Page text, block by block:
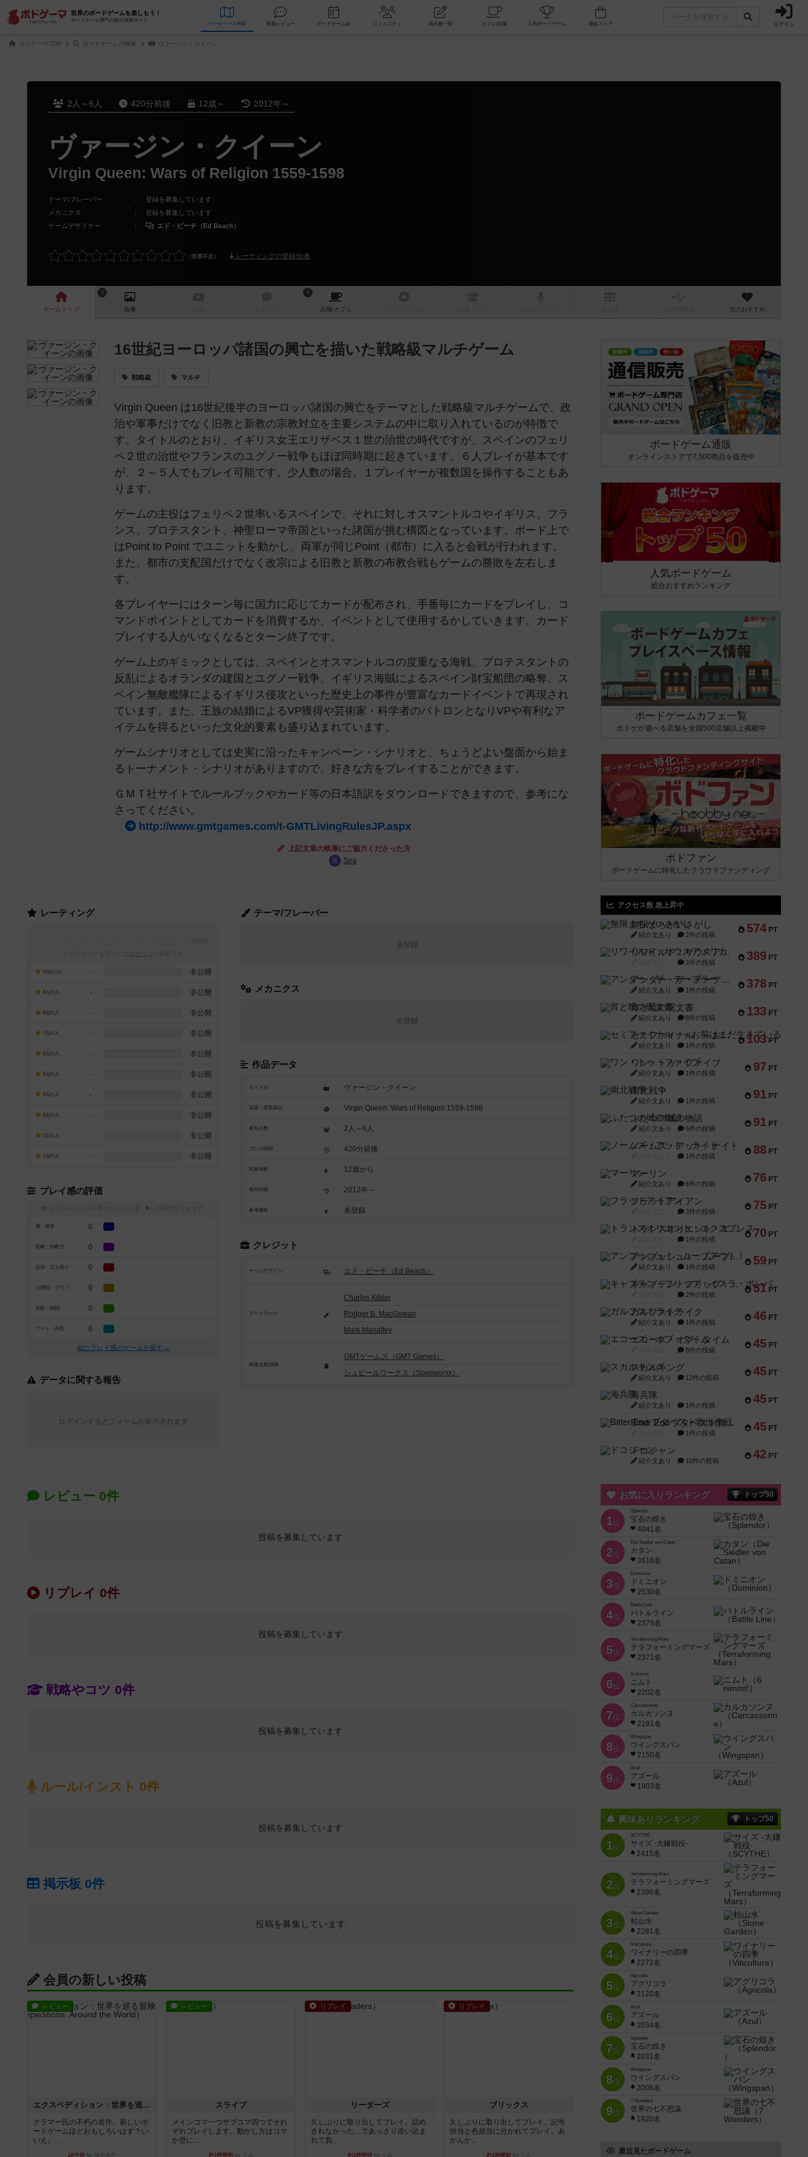
世界のボードゲームを楽しもう！
ボードゲーム専門の総合情報サイト
データベース 検索 新着レビュー ボードゲーム会 コミュニティ 掲示板一覧 カフェ/店舗 人気ボードゲーム ログイン
ボドゲーマTOP ボードゲームの検索 ヴァージン・クイーン
2人～6人 420分前後 12歳～ 2012年～
ヴァージン・クイーン
Virgin Queen: Wars of Religion 1559-1598
テーマ/フレーバー ： 登録を募集しています
メカニクス
： 登録を募集しています
ゲームデザイナー
： エド・ビーチ（Ed Beach）
レーティングの登録/分布
ゲーム トップ
3
画像
2
店舗/カフェ 次のおすすめ
16世紀ヨーロッパ諸国の興亡を描いた戦略級マルチゲーム
戦略級 マルチ
Virgin Queen は16世紀後半のヨーロッパ諸国の興亡をテーマとした戦略級マルチゲームで、政
治や軍事だけでなく旧教と新教の宗教対立を主要システムの中に取り入れているのが特徴で
す。タイトルのとおり、イギリス女王エリザベス１世の治世の時代ですが、スペインのフェリ
ペ２世の治世やフランスのユグノー戦争もほぼ同時期に起きています。６人プレイが基本です
が、２～５人でもプレイ可能です。少人数の場合、１プレイヤーが複数国を操作することもあ
ります。
ゲームの主役はフェリペ２世率いるスペインで、それに対しオスマントルコやイギリス、フラ
ンス、プロテスタント、神聖ローマ帝国といった諸国が挑む構図となっています。ボード上で
はPoint to Point でユニットを動かし、両軍が同じPoint（都市）に入ると会戦が行われます。
また、都市の支配国だけでなく改宗による旧教と新教の布教合戦もゲームの勝敗を左右しま
す。
各プレイヤーにはターン毎に国力に応じてカードが配布され、手番毎にカードをプレイし、コ
マンドポイントとしてカードを消費するか、イベントとして使用するかしていきます。カード
プレイする人がいなくなるとターン終了です。
ゲーム上のギミックとしては、スペインとオスマントルコの度重なる海戦、プロテスタントの
反乱によるオランダの建国とユグノー戦争、イギリス海賊によるスペイン財宝船団の略奪、ス
ペイン無敵艦隊によるイギリス侵攻といった歴史上の事件が豊富なカードイベントで再現され
ています。また、王族の結婚によるVP獲得や芸術家・科学者のパトロンとなりVPや有利なア
イテムを得るといった文化的要素も盛り込まれています。
ゲームシナリオとしては史実に沿ったキャンペーン・シナリオと、ちょうどよい盤面から始ま
るトーナメント・シナリオがありますので、好きな方をプレイすることができます。
ＧＭＴ社サイトでルールブックやカード等の日本語訳をダウンロードできますので、参考にな
さってください。
http://www.gmtgames.com/t-GMTLivingRulesJP.aspx
上記文章の執筆にご協力くださった方
Sira
テーマ/フレーバー
メカニクス
作品データ
タイトル ヴァージン・クイーン
原題・英題表記 Virgin Queen: Wars of Religion 1559-1598
参加人数 2人～6人
プレイ時間 420分前後
対象年齢 12歳から
発売時期 2012年～
参考価格 未登録
クレジット
ゲームデザイン エド・ビーチ（Ed Beach）
アートワーク
Charles Kibler
Rodger B. MacGowan
Mark Mahaffey
関連企業/団体
GMTゲームズ（GMT Games）
シュピールワークス（Spielworxx）
レーティング
10点の人 - 非公開
9点の人 - 非公開
8点の人 - 非公開
7点の人 - 非公開
6点の人 - 非公開
5点の人 - 非公開
4点の人 - 非公開
3点の人 - 非公開
2点の人 - 非公開
1点の人 - 非公開
プレイ感の評価
※
運・確率 0
戦略・判断力 0
交渉・立ち回り 0
心理戦・ブラフ 0
攻防・戦闘 0
アート・外見 0
似たプレイ感のゲームを探す→
データに関する報告
レビュー 0件
投稿を募集しています
リプレイ 0件
投稿を募集しています
戦略やコツ 0件
投稿を募集しています
ルール/インスト 0件
投稿を募集しています
掲示板 0件
投稿を募集しています
会員の新しい投稿
レビュー
エクスペディション：世界を巡る冒険
クラマー氏の不朽の名作。新しいボ
ードゲームほどおもしろいはず？い
いえ。...
26分前 by 田中昌平
レビュー
スライプ
メインコマ一つサブコマ四つでそれ
ぞれプレイします。動かし方はコマ
か壁に...
約1時間前by くみ
リプレイ
リーダーズ
久しぶりに取り出してプレイ。詰め
きれなかった…であっさり追い込ま
れて負...
約1時間前by くみ
リプレイ
ブリックス
久しぶりに取り出してプレイ。記号
担当と色担当に分かれてプレイ。あ
かんか...
約1時間前by くみ
ボードゲーム通販
オンラインストアで7,500商品を販売中
人気ボードゲーム
総合おすすめランキング
ボードゲームカフェ一覧
ボドゲが遊べる店舗を全国500店舗以上掲載中
ボドファン
ボードゲームに特化したクラウドファンディング
アクセス数 急上昇中
574 PT
無限まちがいさがし
紹介文あり 2件の投稿
389 PT
リワイルド：サウスアメリカ
2件の投稿
378 PT
アンダー・ザ・テーブラー
紹介文あり 1件の投稿
133 PT
宵と暁の呪文書
紹介文あり 8件の投稿
103 PT
セミファイナル ～お前はまだ生きている～
紹介文あり 1件の投稿
97 PT
ワン・トゥ・ファイブ
紹介文あり 1件の投稿
91 PT
南北戦争
紹介文あり 1件の投稿
91 PT
ふたつの城の物語
紹介文あり 6件の投稿
88 PT
ノームズ・アット・ナイト
1件の投稿
76 PT
マーリン
紹介文あり 6件の投稿
75 PT
フラットアイアン
2件の投稿
70 PT
トランスオリエント・エクスプレス
1件の投稿
59 PT
アンブッシュ！：ムーブアウト！
紹介文あり 1件の投稿
51 PT
キャプテン・フリップ：イスラ・ボンバ
2件の投稿
46 PT
ガルフストライク
紹介文あり 1件の投稿
45 PT
エコーズ・オブ・タイム
8件の投稿
45 PT
スカルキング
紹介文あり 12件の投稿
45 PT
海兵隊
紹介文あり 1件の投稿
45 PT
Bitter End ブタペスト救出作戦
1件の投稿
42 PT
ドコジャン
紹介文あり 10件の投稿
お気に入りランキング トップ50
1位
Splendor
宝石の煌き
4041名
2位
Die Siedler von Catan
カタン
3616名
3位
Dominion
ドミニオン
2530名
4位
Battle Line
バトルライン
2379名
5位
Terraforming Mars
テラフォーミングマーズ
2371名
6位
6 nimmt!
ニムト
2202名
7位
Carcassonne
カルカソンヌ
2191名
8位
Wingspan
ウイングスパン
2150名
9位
Azul
アズール
1903名
興味ありランキング トップ50
1位
SCYTHE
サイズ -大鎌戦役-
2415名
2位
Terraforming Mars
テラフォーミングマーズ
2396名
3位
Stone Garden
枯山水
2281名
4位
Viticulture
ワイナリーの四季
2272名
5位
Agricola
アグリコラ
2120名
6位
Azul
アズール
2034名
7位
Splendor
宝石の煌き
2031名
8位
Wingspan
ウイングスパン
2006名
9位
7 Wonders
世界の七不思議
1920名
最近見たボードゲーム